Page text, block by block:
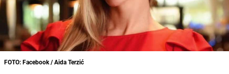
FOTO: Facebook / Aida Terzić